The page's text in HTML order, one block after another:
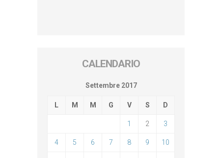
CALENDARIO
Settembre 2017
L M M G V S D
1 2 3
4 5 6 7 8 9 10